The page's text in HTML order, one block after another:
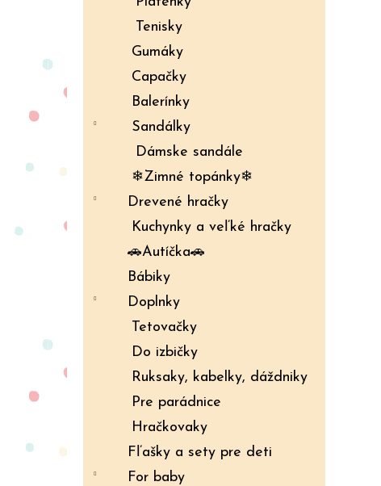
Tenisky
Gumáky
Capačky
Balerínky
Sandálky
Dámske sandále
❄Zimné topánky❄
Drevené hračky
Kuchynky a veľké hračky
🚗Autíčka🚗
Bábiky
Doplnky
Tetovačky
Do izbičky
Ruksaky, kabelky, dáždniky
Pre parádnice
Hračkovaky
Fľašky a sety pre deti
For baby